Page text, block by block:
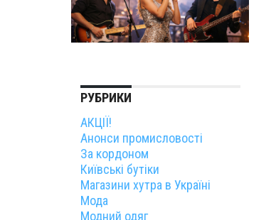
РУБРИКИ
АКЦІЇ!
Анонси промисловості
За кордоном
Київські бутіки
Магазини хутра в Україні
Мода
Модний одяг